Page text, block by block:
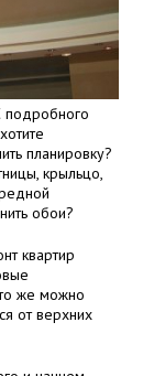
подробного
планировку?
крыльцо,
обои?
квартир
же можно
от верхних